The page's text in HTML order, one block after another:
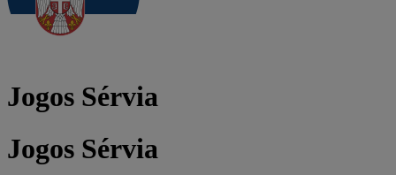
Jogos Sérvia
Jogos Sérvia